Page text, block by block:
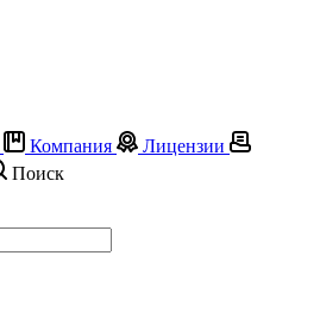
Компания
Лицензии
Поиск